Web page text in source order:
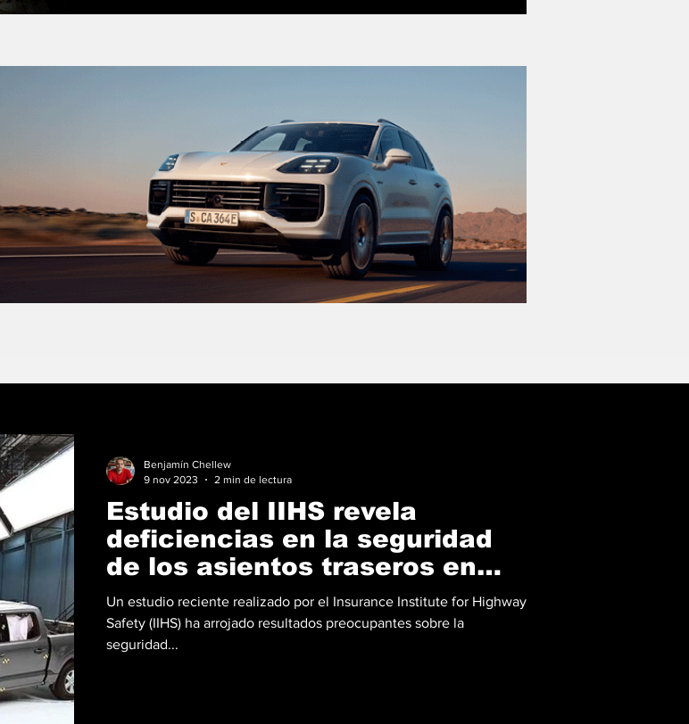
Estudio del IIHS revela
deficiencias en la seguridad
de los asientos traseros en
Pick-Up Grandes
Un estudio reciente realizado por el Insurance Institute for Highway
Safety (IIHS) ha arrojado resultados preocupantes sobre la
seguridad...
Benjamín Chellew
9 nov 2023
2 min de lectura